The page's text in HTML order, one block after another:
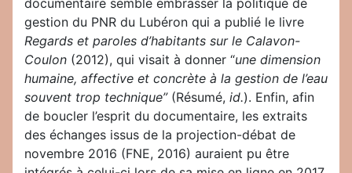
documentaire semble embrasser la politique de
gestion du PNR du Lubéron qui a publié le livre
Regards et paroles d’habitants sur le Calavon-
Coulon (2012), qui visait à donner “une dimension
humaine, affective et concrète à la gestion de l’eau
souvent trop technique” (Résumé, id.). Enfin, afin
de boucler l’esprit du documentaire, les extraits
des échanges issus de la projection-débat de
novembre 2016 (FNE, 2016) auraient pu être